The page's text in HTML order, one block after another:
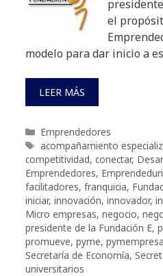
el
modelo para dar inicio a
LEER MÁS
Categorías
Emprendedores
Etiquetas
acompañamiento
competitividad, conectar,
Emprendedores,
facilitadores, franquicia,
iniciar, innovación, innovador,
Micro empresas, negocio,
presidente de la Fundación E,
promueve, pyme,
Secretaría de Economía,
universitarios